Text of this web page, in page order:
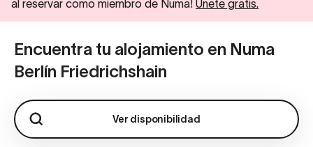
al reservar como miembro de Numa! Únete gratis.
Encuentra tu alojamiento en Numa
Berlín Friedrichshain
Ver disponibilidad